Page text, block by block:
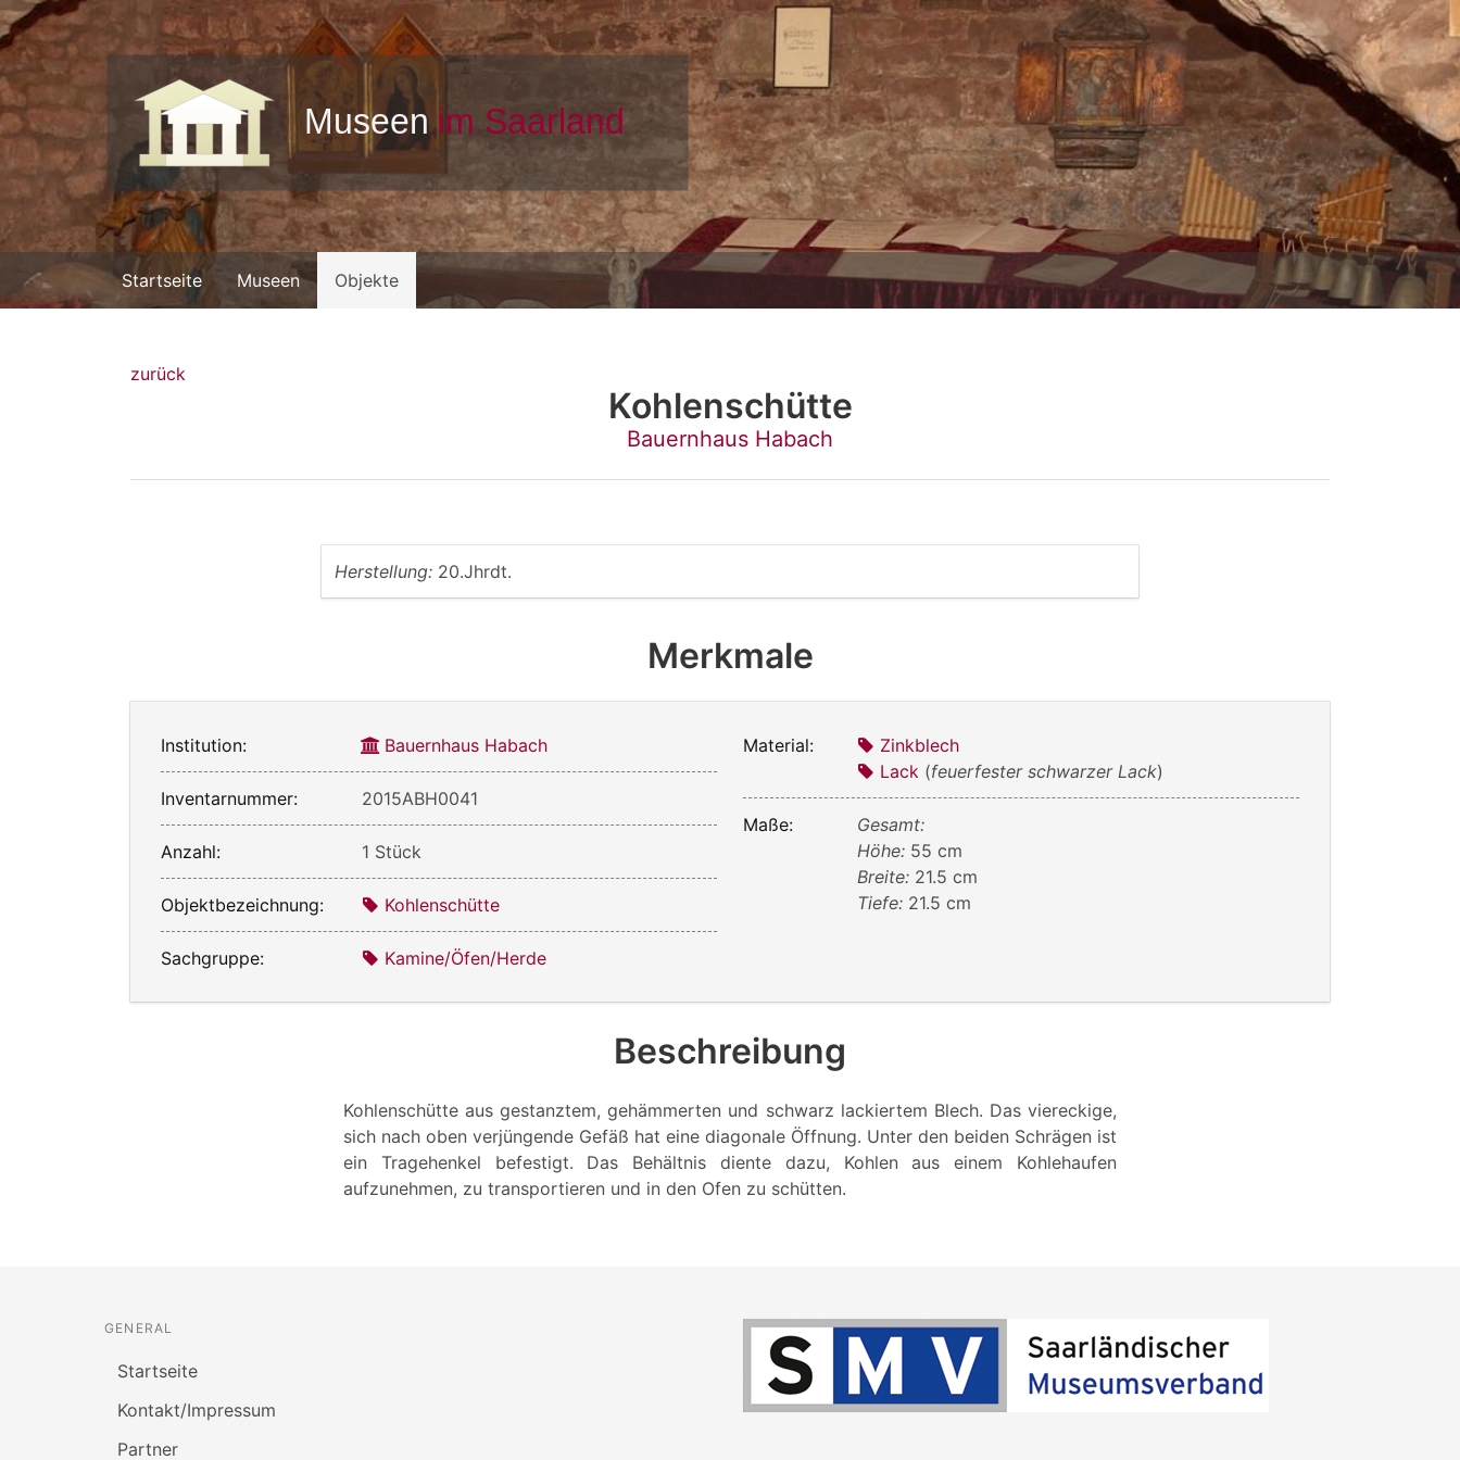
Startseite Museen Objekte
zurück
Kohlenschütte
Bauernhaus Habach
Herstellung: 20.Jhrdt.
Merkmale
Institution: Bauernhaus Habach
Inventarnummer: 2015ABH0041
Anzahl: 1 Stück
Objektbezeichnung: Kohlenschütte
Sachgruppe: Kamine/Öfen/Herde
Material:
Zinkblech
Lack (feuerfester schwarzer Lack)
Maße:
Gesamt:
Höhe: 55 cm
Breite: 21.5 cm
Tiefe: 21.5 cm
Beschreibung
Kohlenschütte aus gestanztem, gehämmerten und schwarz lackiertem Blech. Das viereckige,
sich nach oben verjüngende Gefäß hat eine diagonale Öffnung. Unter den beiden Schrägen ist
ein Tragehenkel befestigt. Das Behältnis diente dazu, Kohlen aus einem Kohlehaufen
aufzunehmen, zu transportieren und in den Ofen zu schütten.
GENERAL
Startseite
Kontakt/Impressum
Partner